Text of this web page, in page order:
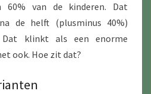
60% van de kinderen. Dat
de helft (plusminus 40%)
klinkt als een enorme
ook. Hoe zit dat?